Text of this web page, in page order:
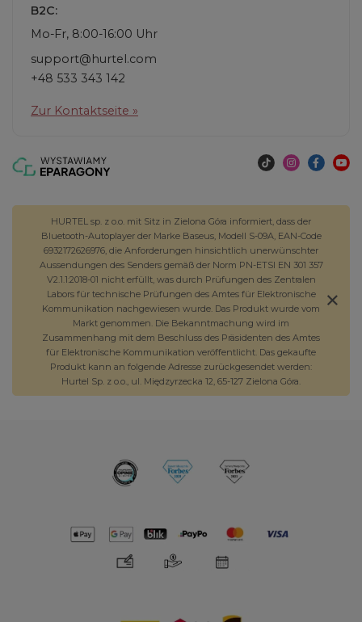
B2C:
Mo-Fr, 8:00-16:00 Uhr
support@hurtel.com
+48 533 343 142
Zur Kontaktseite »
HURTEL sp. z o.o. mit Sitz in Zielona Góra informiert, dass der
Bluetooth-Autoplayer der Marke Baseus, Modell S-09A, EAN-Code
6932172626976, die Anforderungen hinsichtlich unerwünschter
Aussendungen des Senders gemäß der Norm PN-ETSI EN 301 357
V2.1.1:2018-01 nicht erfüllt, was durch Prüfungen des Zentralen
Labors für technische Prüfungen des Amtes für Elektronische
Kommunikation nachgewiesen wurde. Das Produkt wurde vom
Markt genommen. Die Bekanntmachung wird im
Zusammenhang mit dem Beschluss des Präsidenten des Amtes
für Elektronische Kommunikation veröffentlicht. Das gekaufte
Produkt kann an folgende Adresse zurückgesendet werden:
Hurtel Sp. z o.o., ul. Międzyrzecka 12, 65-127 Zielona Góra.